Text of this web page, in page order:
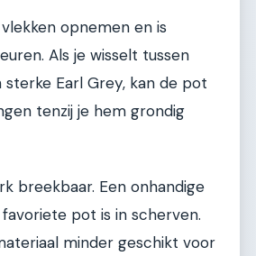
opnemen en is
Als je wisselt tussen
Earl Grey, kan de pot
tenzij je hem grondig
breekbaar. Een onhandige
pot is in scherven.
minder geschikt voor